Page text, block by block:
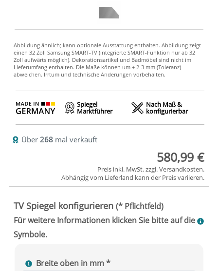
Spiegel
Marktführer
Nach Maß &
konfigurierbar
Über 268 mal verkauft
580,99 €
Preis inkl. MwSt. zzgl.Versandkosten.
Abhängig vom Lieferland kann der Preis variieren.
Breite oben in mm *